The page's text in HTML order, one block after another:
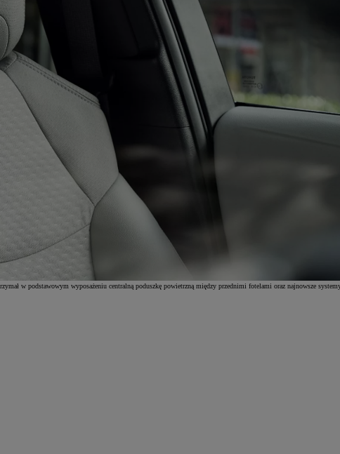
w podstawowym wyposażeniu centralną poduszkę powietrzną między przednimi fotelami oraz najnowsze